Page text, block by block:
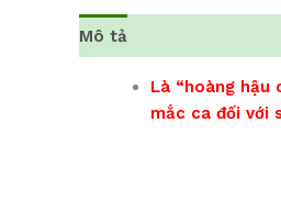
Mô tả
Là “hoàng
mắc ca đối với